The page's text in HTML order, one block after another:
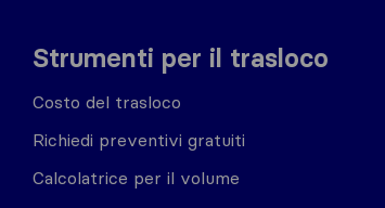
Strumenti per il trasloco
Costo del trasloco
Richiedi preventivi gratuiti
Calcolatrice per il volume